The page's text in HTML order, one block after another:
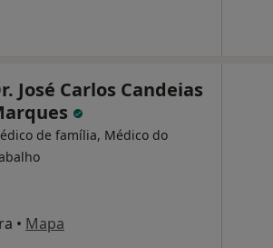
José Carlos Candeias
de família, Médico do
• Mapa